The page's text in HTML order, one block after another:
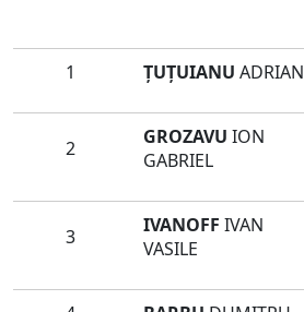
1 ŢUŢUIANU ADRIAN
2 GROZAVU ION
GABRIEL
3 IVANOFF IVAN
VASILE